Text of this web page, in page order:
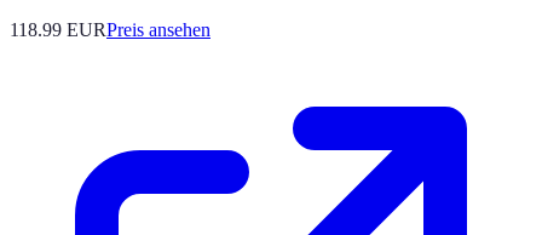
118.99 EURPreis ansehen